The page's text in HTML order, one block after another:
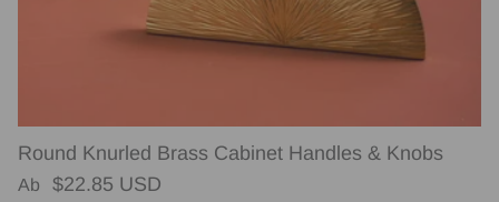
Round Knurled Brass Cabinet Handles & Knobs
Normaler Preis
Ab $22.85 USD